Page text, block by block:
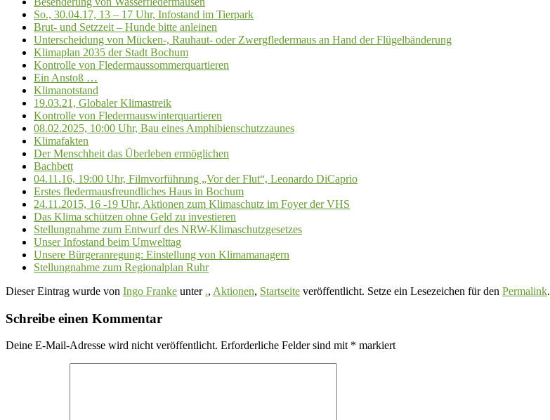
So., 30.04.17, 13 – 17 Uhr, Infostand im Tierpark
Brut- und Setzzeit – Hunde bitte anleinen
Unterscheidung von Mücken-, Rauhaut- oder Zwergfledermaus an Hand der Flügelbänderung
Klimaplan 2035 der Stadt Bochum
Kontrolle von Fledermaussommerquartieren
Ein Anstoß …
Klimanotstand
19.03.21, Globaler Klimastreik
Kontrolle von Fledermauswinterquartieren
08.02.2025, 10:00 Uhr, Bau eines Amphibienschutzzaunes
Klimafakten
Der Menschheit das Überleben ermöglichen
Bachbett
04.11.16, 19:00 Uhr, Filmvorführung „Vor der Flut“, Leonardo DiCaprio
Erstes fledermausfreundliches Haus in Bochum
24.11.2015, 16 -19 Uhr, Aktionen zum Klimaschutz im Foyer der VHS
Das Klima schützen ohne Geld zu investieren
Stellungnahme zum Entwurf des NRW-Klimaschutzgesetzes
Unser Infostand beim Umwelttag
Unsere Bürgeranregung: Einstellung von Klimamanagern
Stellungnahme zum Regionalplan Ruhr
Dieser Eintrag wurde von Ingo Franke unter ., Aktionen, Startseite veröffentlicht. Setze ein Lesezeichen für den Permalink.
Schreibe einen Kommentar
Deine E-Mail-Adresse wird nicht veröffentlicht. Erforderliche Felder sind mit * markiert